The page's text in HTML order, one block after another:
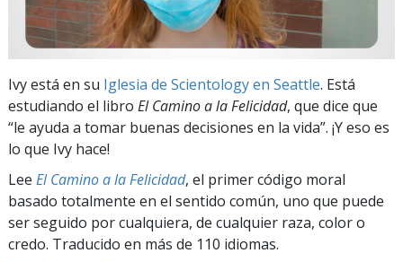
Ivy está en su Iglesia de Scientology en Seattle. Está
estudiando el libro El Camino a la Felicidad, que dice que
“le ayuda a tomar buenas decisiones en la vida”. ¡Y eso es
lo que Ivy hace!
Lee El Camino a la Felicidad, el primer código moral
basado totalmente en el sentido común, uno que puede
ser seguido por cualquiera, de cualquier raza, color o
credo. Traducido en más de 110 idiomas.